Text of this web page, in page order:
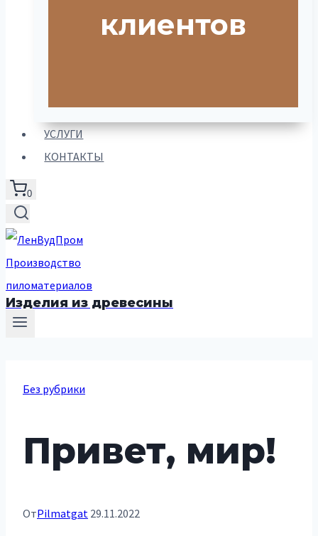
клиентов
УСЛУГИ
КОНТАКТЫ
0
Изделия из древесины
Без рубрики
Привет, мир!
ОтPilmatgat 29.11.2022